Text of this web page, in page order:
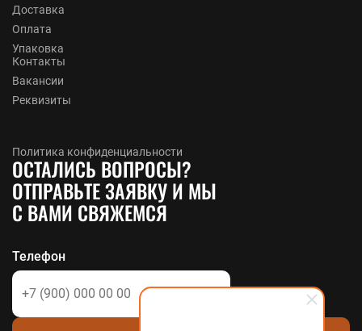
Доставка
Оплата
Упаковка
Контакты
Вакансии
Реквизиты
Политика конфиденциальности
ОСТАЛИСЬ ВОПРОСЫ?
ОТПРАВЬТЕ ЗАЯВКУ И МЫ
С ВАМИ СВЯЖЕМСЯ
Телефон